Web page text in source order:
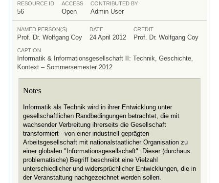
RESOURCE ID
56
ACCESS
Open
CONTRIBUTED BY
Admin User
NAMED PERSON(S)
Prof. Dr. Wolfgang Coy
DATE
24 April 2012
CREDIT
Prof. Dr. Wolfgang Coy
CAPTION
Informatik & Informationsgesellschaft II: Technik, Geschichte,
Kontext – Sommersemester 2012
Notes
Informatik als Technik wird in ihrer Entwicklung unter
gesellschaftlichen Randbedingungen betrachtet, die mit
wachsender Verbreitung ihrerseits die Gesellschaft
transformiert - von einer industriell geprägten
Arbeitsgesellschaft mit nationalstaatlicher Organisation zu
einer globalen "Informationsgesellschaft". Dieser (durchaus
problematische) Begriff beschreibt eine Vielzahl
unterschiedlicher und widersprüchlicher Entwicklungen, die in
der Veranstaltung nachgezeichnet werden sollen.